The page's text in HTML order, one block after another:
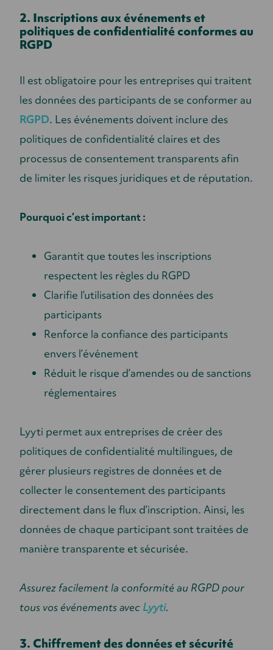
2. Inscriptions aux événements et
politiques de confidentialité conformes au
RGPD
Il est obligatoire pour les entreprises qui traitent
les données des participants de se conformer au
RGPD. Les événements doivent inclure des
politiques de confidentialité claires et des
processus de consentement transparents afin
de limiter les risques juridiques et de réputation.
Pourquoi c’est important :
Garantit que toutes les inscriptions
respectent les règles du RGPD
Clarifie l’utilisation des données des
participants
Renforce la confiance des participants
envers l’événement
Réduit le risque d’amendes ou de sanctions
réglementaires
Lyyti permet aux entreprises de créer des
politiques de confidentialité multilingues, de
gérer plusieurs registres de données et de
collecter le consentement des participants
directement dans le flux d’inscription. Ainsi, les
données de chaque participant sont traitées de
manière transparente et sécurisée.
Assurez facilement la conformité au RGPD pour
tous vos événements avec Lyyti.
3. Chiffrement des données et sécurité